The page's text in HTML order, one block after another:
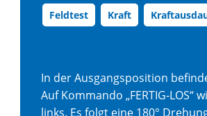
Feldtest Kraft
In der Ausgangsposition
Auf Kommando „FERTIG-
links. Es folgt eine 180°